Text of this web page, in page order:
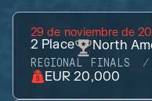
29 de noviembre de
2 Place North
REGIONAL FINALS
EUR 20,000